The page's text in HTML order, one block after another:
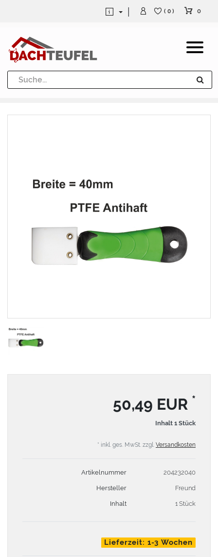
Dachrinne und Fallrohre
Werkzeuge und Löttechnik
( 0 ) 0
50,49 EUR *
Inhalt 1 Stück
* inkl. ges. MwSt. zzgl. Versandkosten
Artikelnummer 204232040
Hersteller Freund
Inhalt 1 Stück
Lieferzeit: 1-3 Wochen